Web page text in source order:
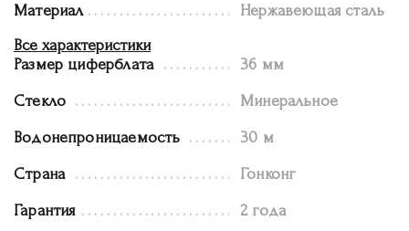
Материал
Нержавеющая сталь
Все характеристики
Размер циферблата
36 мм
Стекло Минеральное
Водонепроницаемость 30 м
Страна Гонконг
Гарантия 2 года